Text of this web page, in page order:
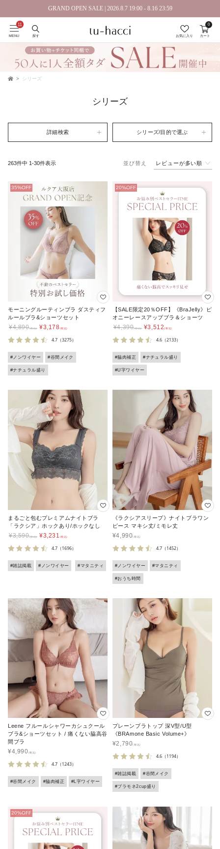
会員登録で今すぐ使えるポイントプレゼント！
MENU 探す お気に入り カート
0
シリーズ
シリーズ
詳細検索 シリーズ/目的で選ぶ
並び替え レビューが多い順
263件中 1-30件表示
モーニングルーティンブラ ダスティフ
ルールブラ&ショーツセット
¥4,890 ¥3,178
4.7 （3275）
#ノンワイヤー #谷間メイク
#ナチュラル盛り
【SALE限定20％OFF】《BraJelly》ピ
オニーレースアップブラ＆ショーツ
¥4,390 ¥3,512
4.6（2133）
#脇肉補正 #ナチュラル盛り
#U字ワイヤー
まるごと包むプレミアムナイトブラ
「ラクシア」ホックあり/ホックなし
¥3,590 ¥3,231
4.7 （1696）
#雑誌掲載 #ノンワイヤー #マタニティ
《ラクシアスリープ》ナイトブラワン
ピース マキシ丈/ミモレ丈
¥4,990
4.7（1452）
#ノンワイヤー #マタニティ
#おうち時間
Leene フルールシャワーカシュクール
ブラ&ショーツセット / 痛くない脇高谷
間ブラ
¥4,990
4.7 （1243）
#谷間メイク #脇肉補正 #L字ワイヤー
プレーンブラトップ 深V型/U型
《BRAmone Basic Volume+》
¥2,790
4.6（1194）
#雑誌掲載 #谷間メイク
#ブラモネ2cup盛り